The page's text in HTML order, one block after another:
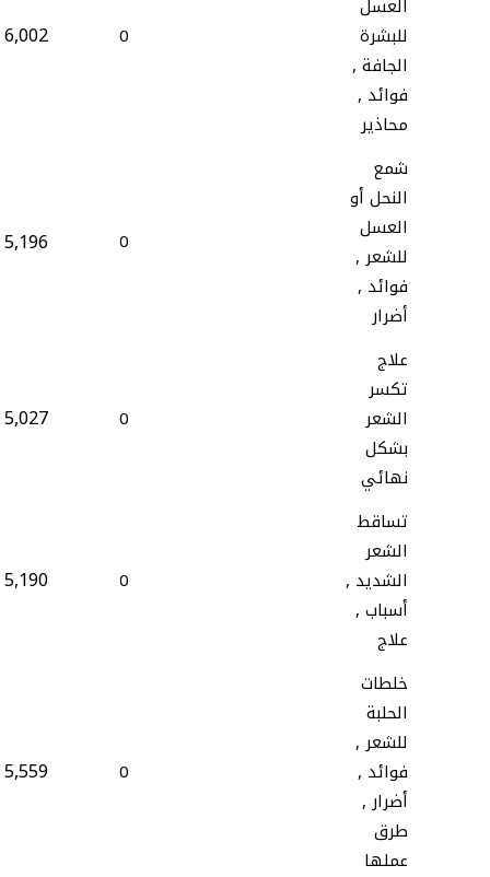
العسل
للبشرة
الجافة ,
فوائد ,
محاذير
0
6,002
شمع
النحل أو
العسل
للشعر ,
فوائد ,
أضرار
0
5,196
علاج
تكسر
الشعر
بشكل
نهائي
0
5,027
تساقط
الشعر
الشديد ,
أسباب ,
علاج
0
5,190
خلطات
الحلبة
للشعر ,
فوائد ,
أضرار ,
طرق
عملها
0
5,559